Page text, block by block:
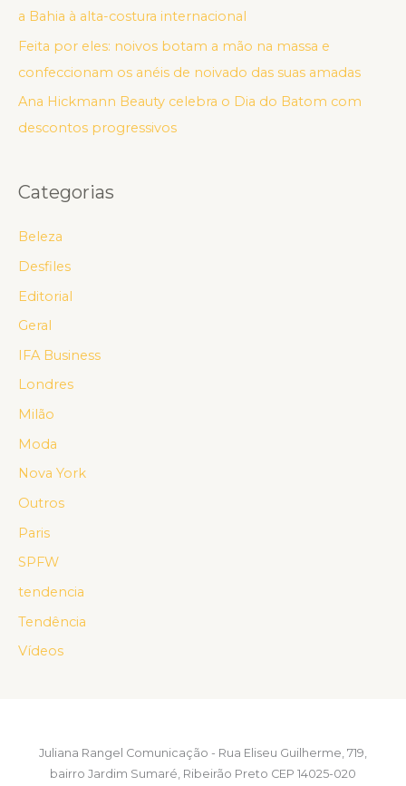
a Bahia à alta-costura internacional
Feita por eles: noivos botam a mão na massa e
confeccionam os anéis de noivado das suas amadas
Ana Hickmann Beauty celebra o Dia do Batom com
descontos progressivos
Categorias
Beleza
Desfiles
Editorial
Geral
IFA Business
Londres
Milão
Moda
Nova York
Outros
Paris
SPFW
tendencia
Tendência
Vídeos
Juliana Rangel Comunicação - Rua Eliseu Guilherme, 719,
bairro Jardim Sumaré, Ribeirão Preto CEP 14025-020